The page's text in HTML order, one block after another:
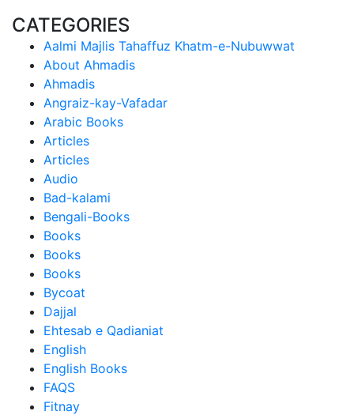
CATEGORIES
Aalmi Majlis Tahaffuz Khatm-e-Nubuwwat
About Ahmadis
Ahmadis
Angraiz-kay-Vafadar
Arabic Books
Articles
Articles
Audio
Bad-kalami
Bengali-Books
Books
Books
Books
Bycoat
Dajjal
Ehtesab e Qadianiat
English
English Books
FAQS
Fitnay